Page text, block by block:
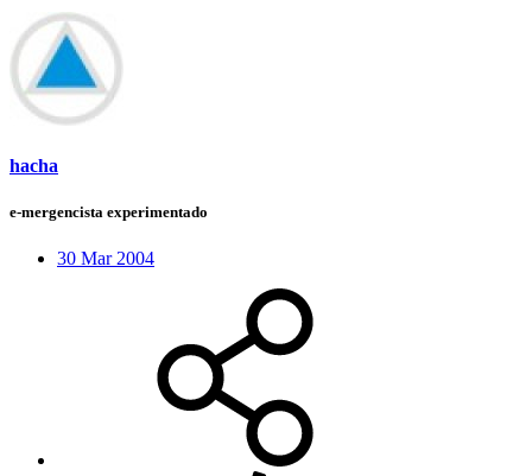
hacha
e-mergencista experimentado
30 Mar 2004